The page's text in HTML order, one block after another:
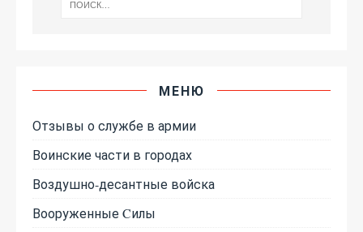
МЕНЮ
Отзывы о службе в армии
Воинские части в городах
Воздушно-десантные войска
Вооруженные Cилы